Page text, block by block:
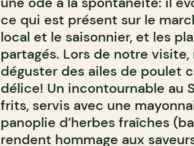
ce qui est présent sur le
local et le saisonnier, et les
partagés. Lors de notre
déguster des ailes de poulet
délice! Un incontournable au
frits, servis avec une
panoplie d’herbes fraîches
rendent hommage aux